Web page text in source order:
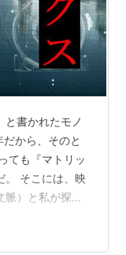
と書かれたモノ
から、そのと
ても『マトリッ
。 そこには、映
）と私が探究
ら、ここまで